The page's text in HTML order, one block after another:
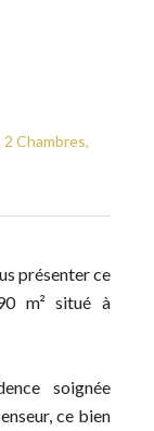
Chambres,
présenter ce
m² situé à
soignée
ce bien